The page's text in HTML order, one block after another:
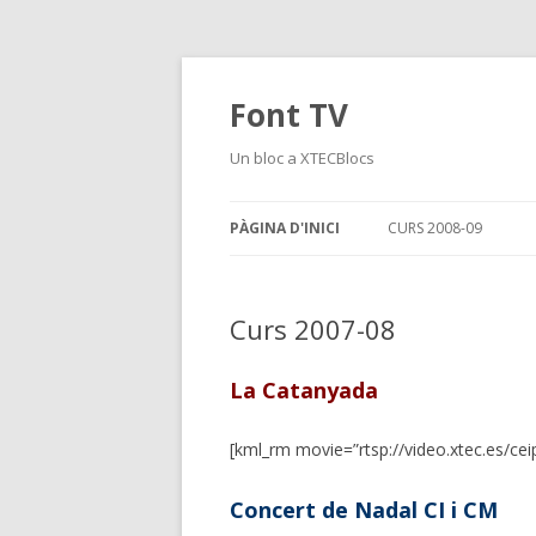
Font TV
Un bloc a XTECBlocs
PÀGINA D'INICI CURS 2008-09
Curs 2007-08
La Catanyada
[kml_rm movie=”rtsp://video.xtec.es/
Concert de Nadal CI i CM